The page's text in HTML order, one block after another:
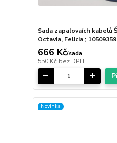
Sada zapalovaích kabelů
Octavia, Felicia ;
666 Kč/sada
550 Kč bez DPH
Novinka